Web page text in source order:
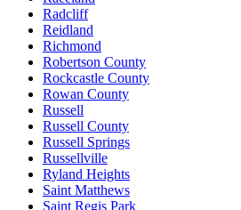
Radcliff
Reidland
Richmond
Robertson County
Rockcastle County
Rowan County
Russell
Russell County
Russell Springs
Russellville
Ryland Heights
Saint Matthews
Saint Regis Park